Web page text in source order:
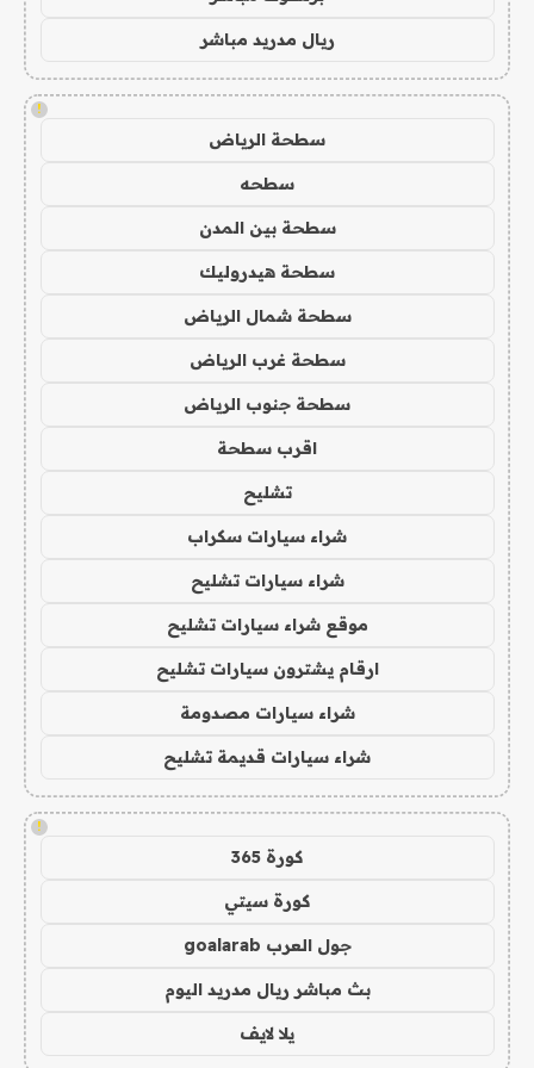
ريال مدريد مباشر
!
سطحة الرياض
سطحه
سطحة بين المدن
سطحة هيدروليك
سطحة شمال الرياض
سطحة غرب الرياض
سطحة جنوب الرياض
اقرب سطحة
تشليح
شراء سيارات سكراب
شراء سيارات تشليح
موقع شراء سيارات تشليح
ارقام يشترون سيارات تشليح
شراء سيارات مصدومة
شراء سيارات قديمة تشليح
!
كورة 365
كورة سيتي
جول العرب goalarab
بث مباشر ريال مدريد اليوم
يلا لايف